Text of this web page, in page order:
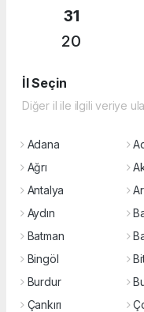
31
20
İl Seçin
Diğer il ile ilgili veriye
Adana
Ağrı
Antalya
Aydın
Batman
Bingöl
Burdur
Çankırı